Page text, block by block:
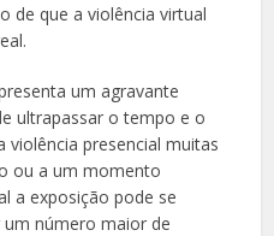
de que a violência virtual
um agravante
ultrapassar o tempo e o
violência presencial muitas
ou a um momento
a exposição pode se
número maior de